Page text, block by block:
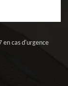
en cas d'urgence